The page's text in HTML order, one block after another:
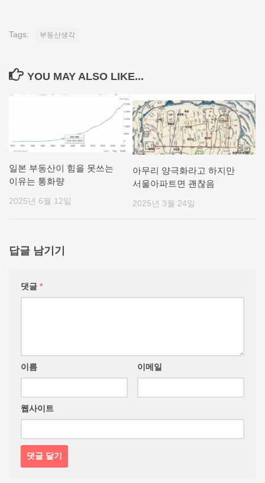
Tags: 부동산생각
YOU MAY ALSO LIKE...
일본 부동산이 힘을 못쓰는
이유는 통화량
2025년 6월 12일
아무리 양극화라고 하지만
서울아파트면 괜찮음
2025년 3월 24일
답글 남기기
댓글 *
이름 이메일
웹사이트